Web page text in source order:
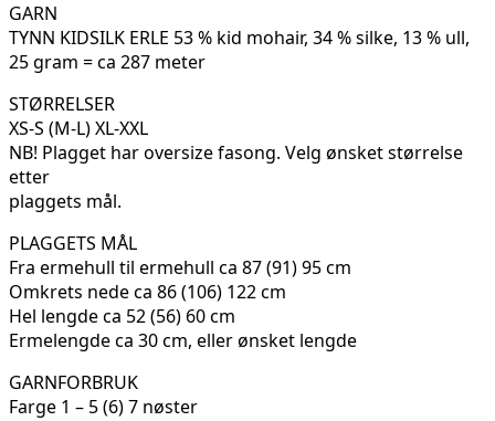
GARN
TYNN KIDSILK ERLE 53 % kid mohair, 34 % silke, 13 % ull,
25 gram = ca 287 meter
STØRRELSER
XS-S (M-L) XL-XXL
NB! Plagget har oversize fasong. Velg ønsket størrelse
etter
plaggets mål.
PLAGGETS MÅL
Fra ermehull til ermehull ca 87 (91) 95 cm
Omkrets nede ca 86 (106) 122 cm
Hel lengde ca 52 (56) 60 cm
Ermelengde ca 30 cm, eller ønsket lengde
GARNFORBRUK
Farge 1 – 5 (6) 7 nøster